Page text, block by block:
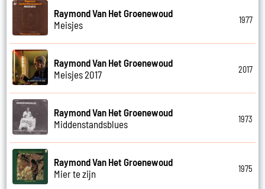
Raymond Van Het Groenewoud
Meisjes
1977
Raymond Van Het Groenewoud
Meisjes 2017
2017
Raymond Van Het Groenewoud
Middenstandsblues
1973
Raymond Van Het Groenewoud
Mier te zijn
1975